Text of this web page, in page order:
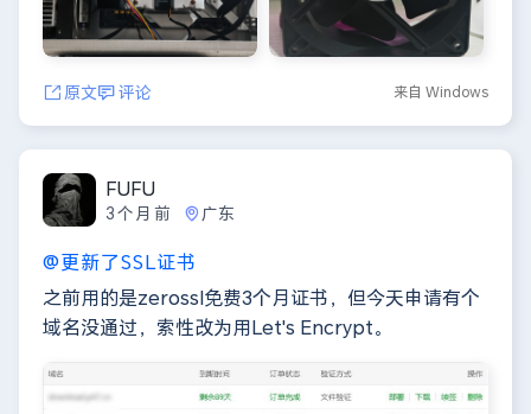
原文 评论 来自 Windows
FUFU
3个月前 广东
@更新了SSL证书
之前用的是zerossl免费3个月证书，但今天申请有个
域名没通过，索性改为用Let's Encrypt。